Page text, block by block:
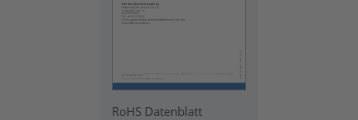
RoHS Datenblatt